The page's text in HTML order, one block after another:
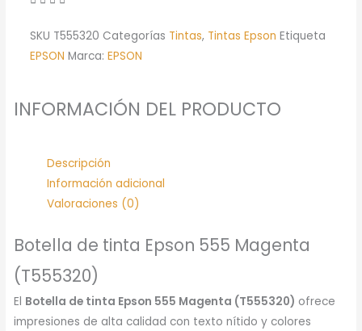
SKU T555320 Categorías Tintas, Tintas Epson Etiqueta
EPSON Marca:EPSON
INFORMACIÓN DEL PRODUCTO
Descripción
Información adicional
Valoraciones (0)
Botella de tinta Epson 555 Magenta
(T555320)
El Botella de tinta Epson 555 Magenta (T555320) ofrece
impresiones de alta calidad con texto nítido y colores